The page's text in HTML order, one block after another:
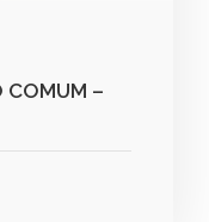
COMUM –